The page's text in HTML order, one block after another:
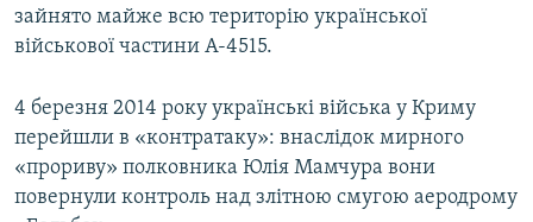
зайнято майже всю територію української
військової частини А-4515.
4 березня 2014 року українські війська у Криму
перейшли в «контратаку»: внаслідок мирного
«прориву» полковника Юлія Мамчура вони
повернули контроль над злітною смугою аеродрому